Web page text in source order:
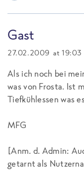
Gast
27.02.2009 at 19:03
Als ich noch bei
was von Frosta. Ist
Tiefkühlessen was
MFG
[Anm. d. Admin:
getarnt als